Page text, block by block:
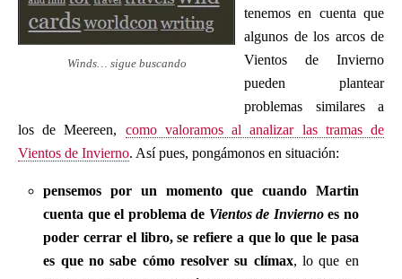
Winds… sigue buscando
tenemos en cuenta que
algunos de los arcos de
Vientos de Invierno
pueden plantear
problemas similares a
los de Meereen, como valoramos al analizar las tramas de
Vientos de Invierno. Así pues, pongámonos en situación:
pensemos por un momento que cuando Martin
cuenta que el problema de Vientos de Inviernoes no
poder cerrar el libro, se refiere a que lo que le pasa
es que no sabe cómo resolver su clímax, lo que en